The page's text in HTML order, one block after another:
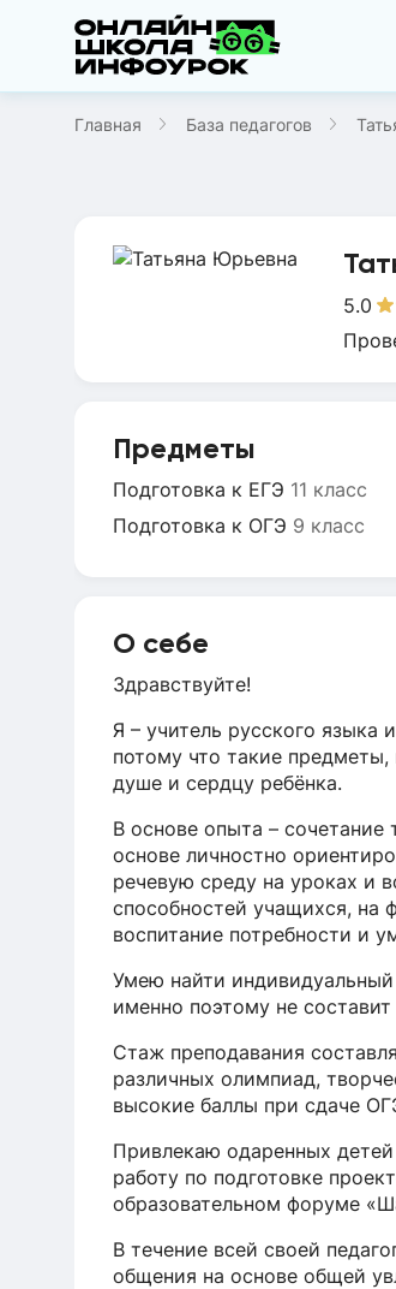
Главная База педагогов
5.0
Предметы
Подготовка к ЕГЭ 11 класс
Подготовка к ОГЭ 9 класс
О себе
Здравствуйте!
Я – учитель русского языка
потому что такие
душе и сердцу ребёнка.
В основе опыта –
основе личностно
речевую среду на уроках и
способностей учащихся, на
воспитание потребности и
Умею найти
именно поэтому не
Стаж преподавания
различных олимпиад,
высокие баллы при сдаче
Привлекаю одаренных
работу по подготовке
образовательном форуме
В течение всей своей
общения на основе общей